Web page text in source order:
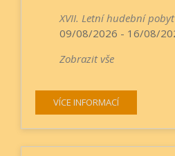
XVII. Letní hudební
09/08/2026 - 16/08/
Zobrazit vše
VÍCE INFORMACÍ